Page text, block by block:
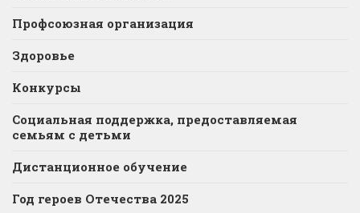
Профсоюзная организация
Здоровье
Конкурсы
Социальная поддержка, предоставляемая
семьям с детьми
Дистанционное обучение
Год героев Отечества 2025